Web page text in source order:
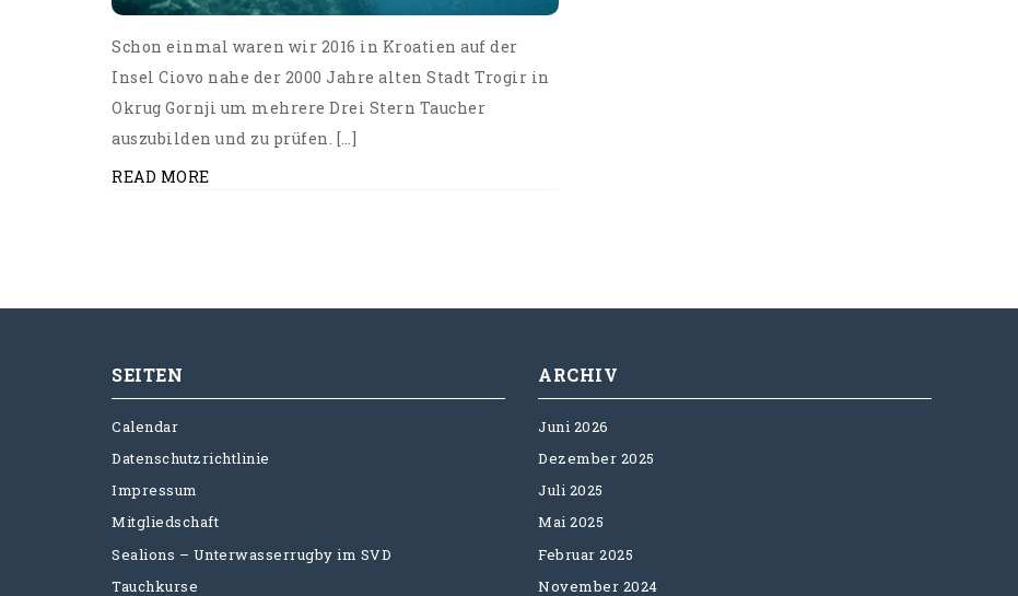
Schon einmal waren wir 2016 in Kroatien auf der
Insel Ciovo nahe der 2000 Jahre alten Stadt Trogir in
Okrug Gornji um mehrere Drei Stern Taucher
auszubilden und zu prüfen. […]
READ MORE
SEITEN
Calendar
Datenschutzrichtlinie
Impressum
Mitgliedschaft
Sealions – Unterwasserrugby im SVD
Tauchkurse
ARCHIV
Juni 2026
Dezember 2025
Juli 2025
Mai 2025
Februar 2025
November 2024